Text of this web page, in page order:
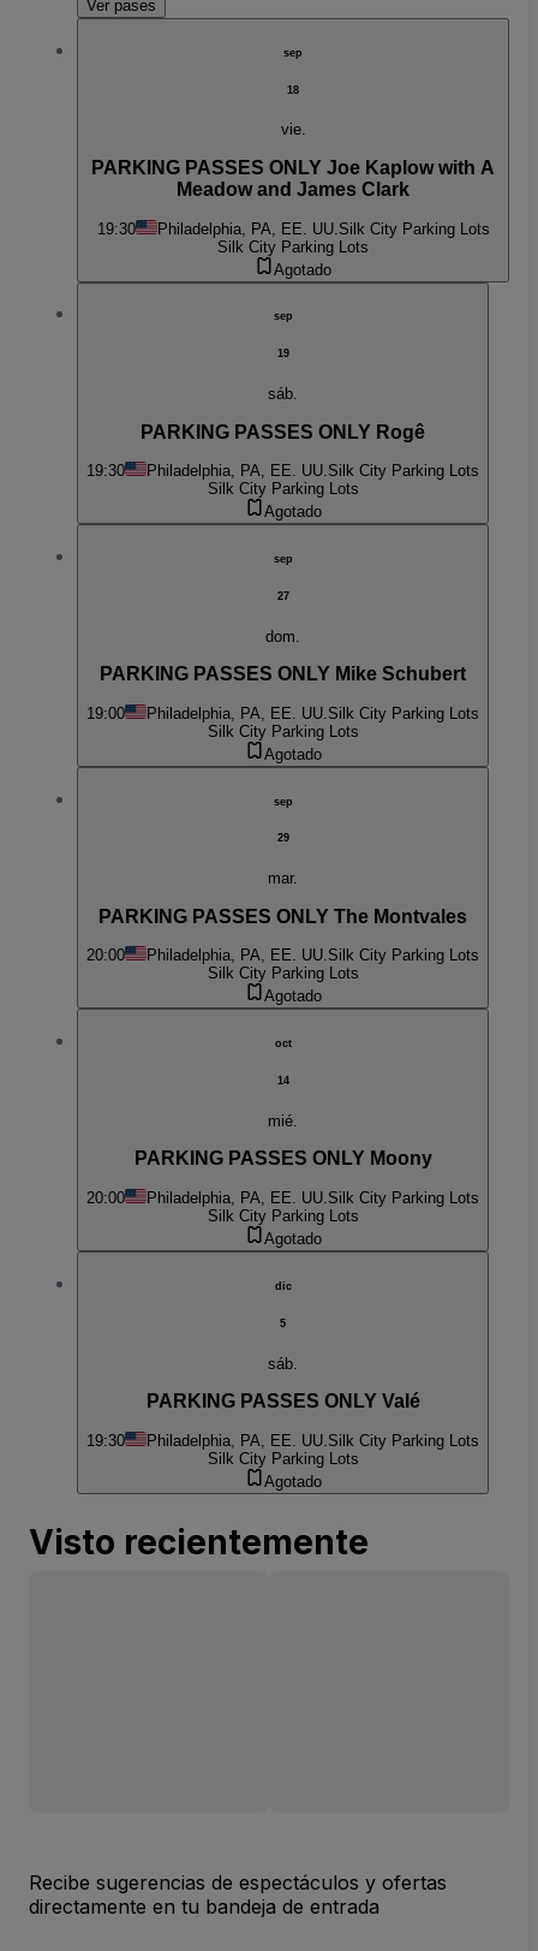
Ver pases
sep
18
vie.
PARKING PASSES ONLY Joe Kaplow with A
Meadow and James Clark
19:30 Philadelphia, PA, EE. UU. Silk City Parking Lots
Silk City Parking Lots
Agotado
sep
19
sáb.
PARKING PASSES ONLY Rogê
19:30 Philadelphia, PA, EE. UU.Silk City Parking Lots
Silk City Parking Lots
Agotado
sep
27
dom.
PARKING PASSES ONLY Mike Schubert
19:00 Philadelphia, PA, EE. UU. Silk City Parking Lots
Silk City Parking Lots
Agotado
sep
29
mar.
PARKING PASSES ONLY The Montvales
20:00 Philadelphia, PA, EE. UU.Silk City Parking Lots
Silk City Parking Lots
Agotado
oct
14
mié.
PARKING PASSES ONLY Moony
20:00 Philadelphia, PA, EE. UU.Silk City Parking Lots
Silk City Parking Lots
Agotado
dic
5
sáb.
PARKING PASSES ONLY Valé
19:30 Philadelphia, PA, EE. UU. Silk City Parking Lots
Silk City Parking Lots
Agotado
Visto recientemente
Recibe sugerencias de espectáculos y ofertas
directamente en tu bandeja de entrada